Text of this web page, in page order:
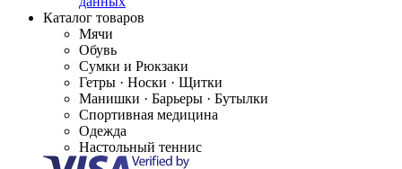
Каталог товаров
Мячи
Обувь
Сумки и Рюкзаки
Гетры · Носки · Щитки
Манишки · Барьеры · Бутылки
Спортивная медицина
Одежда
Настольный теннис